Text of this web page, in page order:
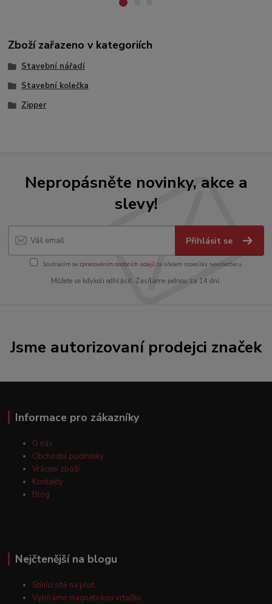
Zboží zařazeno v kategoriích
Stavební nářadí
Stavební kolečka
Zipper
Nepropásněte novinky, akce a
slevy!
Přihlásit se
Souhlasím se zpracováním osobních údajůza účelem rozesílky newsletteru.
Můžete se kdykoli odhlásit. Zasíláme jednou za 14 dní.
Jsme autorizovaní prodejci značek
Informace pro zákazníky
O nás
Obchodní podmínky
Vrácení zboží
Kontakty
Blog
Nejčtenější na blogu
Stínící sítě na plot
Vybíráme magnetickou vrtačku